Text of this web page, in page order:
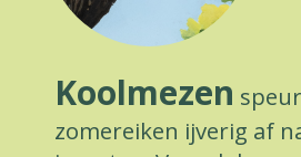
Koolmezen
zomereiken ijverig af